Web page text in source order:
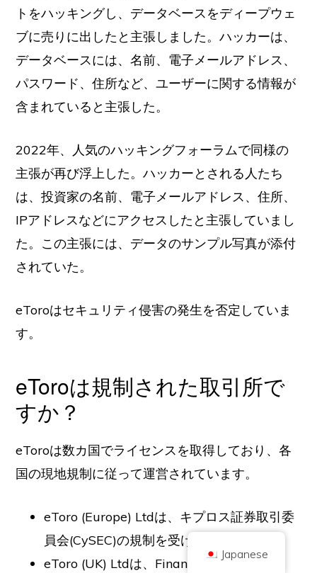
トをハッキングし、データベースをディープウェ
ブに売りに出したと主張しました。ハッカーは、
データベースには、名前、電子メールアドレス、
パスワード、住所など、ユーザーに関する情報が
含まれていると主張した。
2022年、人気のハッキングフォーラムで同様の
主張が再び浮上した。ハッカーとされる人たち
は、投資家の名前、電子メールアドレス、住所、
IPアドレスなどにアクセスしたと主張していまし
た。この主張には、データのサンプル写真が添付
されていた。
eToroはセキュリティ侵害の発生を否定していま
す。
eToroは規制された取引所で
すか？
eToroは数カ国でライセンスを取得しており、各
国の現地規制に従って運営されています。
eToro (Europe) Ltdは、キプロス証券取引委
員会(CySEC)の規制を受けています。
eToro (UK) Ltdは、Financial Conduct
著作権 © 2026 ブリリアント・ブリティッシュ社（Coinキックオフとして取
引
会社番号 10490224
住所2階 167-169 Great Portland Street, London, United Kingdom, W1W
せん。過去の実績は将来の結果を示唆するものではありません。暗号通貨へ
の投資にはリスクが伴います。
暗号通貨は、英国金融行為監督庁の規制を受けず、英国金融サービス補償制
度による保護や英国金融オンブズマンサービスの管轄範囲には含まれませ
プライバシーポリシー お問い合わせ
Japanese